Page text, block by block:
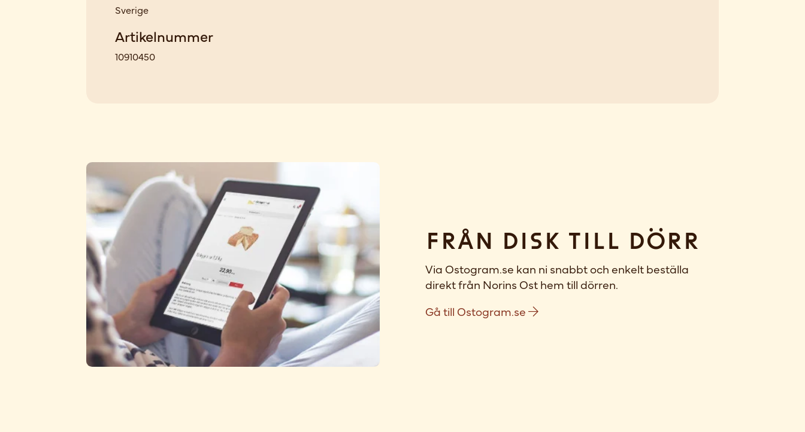
Sverige
Artikelnummer
10910450
Från disk till dörr
Via Ostogram.se kan ni snabbt och enkelt beställa
direkt från Norins Ost hem till dörren.
Gå till Ostogram.se